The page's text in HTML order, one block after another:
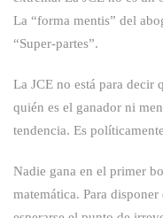
La “forma mentis” del
“Super-partes”.
La JCE no está para decir
quién es el ganador ni
tendencia. Es
Nadie gana en el primer
matemática. Para